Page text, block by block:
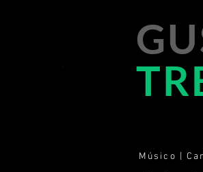
Músico |